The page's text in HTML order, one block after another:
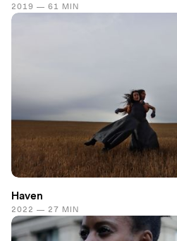
2019 — 61 MIN
Haven
2022 — 27 MIN